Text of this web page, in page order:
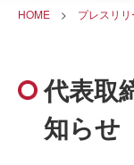
HOME > プレスリリ
代表取
知らせ